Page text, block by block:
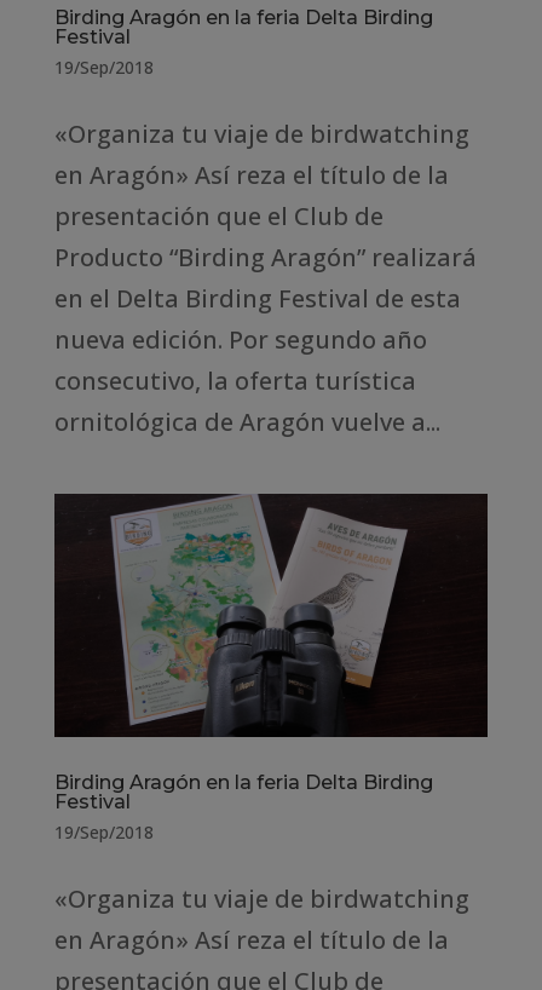
Birding Aragón en la feria Delta Birding
Festival
19/Sep/2018
«Organiza tu viaje de birdwatching
en Aragón» Así reza el título de la
presentación que el Club de
Producto “Birding Aragón” realizará
en el Delta Birding Festival de esta
nueva edición. Por segundo año
consecutivo, la oferta turística
ornitológica de Aragón vuelve a...
Birding Aragón en la feria Delta Birding
Festival
19/Sep/2018
«Organiza tu viaje de birdwatching
en Aragón» Así reza el título de la
presentación que el Club de